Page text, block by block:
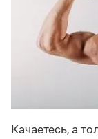
Качаетесь, а